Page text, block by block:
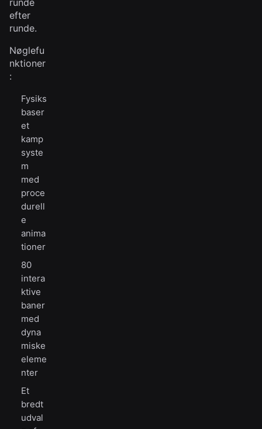
runde
efter
runde.
Nøglefu
nktioner
:
Fysiks
baser
et
kamp
syste
m
med
proce
durell
e
anima
tioner
80
intera
ktive
baner
med
dyna
miske
eleme
nter
Et
bredt
udval